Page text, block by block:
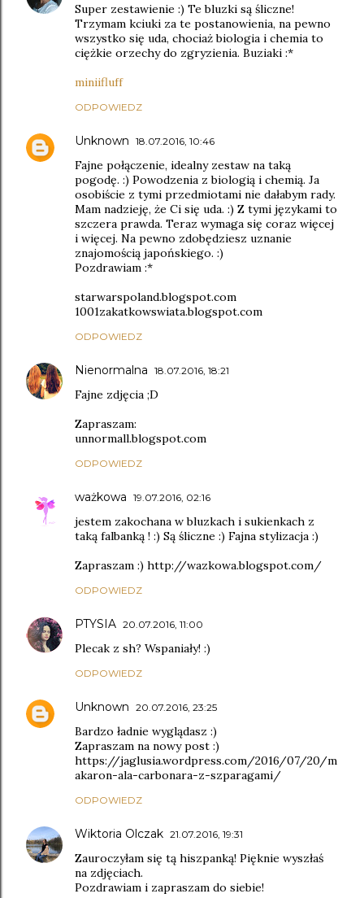
Super zestawienie :) Te bluzki są śliczne!
Trzymam kciuki za te postanowienia, na pewno
wszystko się uda, chociaż biologia i chemia to
ciężkie orzechy do zgryzienia. Buziaki :*
miniifluff
ODPOWIEDZ
Unknown 18.07.2016, 10:46
Fajne połączenie, idealny zestaw na taką
pogodę. :) Powodzenia z biologią i chemią. Ja
osobiście z tymi przedmiotami nie dałabym rady.
Mam nadzieję, że Ci się uda. :) Z tymi językami to
szczera prawda. Teraz wymaga się coraz więcej
i więcej. Na pewno zdobędziesz uznanie
znajomością japońskiego. :)
Pozdrawiam :*
starwarspoland.blogspot.com
1001zakatkowswiata.blogspot.com
ODPOWIEDZ
Nienormalna 18.07.2016, 18:21
Fajne zdjęcia ;D
Zapraszam:
unnormall.blogspot.com
ODPOWIEDZ
ważkowa 19.07.2016, 02:16
jestem zakochana w bluzkach i sukienkach z
taką falbanką ! :) Są śliczne :) Fajna stylizacja :)
Zapraszam :) http://wazkowa.blogspot.com/
ODPOWIEDZ
PTYSIA 20.07.2016, 11:00
Plecak z sh? Wspaniały! :)
ODPOWIEDZ
Unknown 20.07.2016, 23:25
Bardzo ładnie wyglądasz :)
Zapraszam na nowy post :)
https://jaglusia.wordpress.com/2016/07/20/m
akaron-ala-carbonara-z-szparagami/
ODPOWIEDZ
Wiktoria Olczak 21.07.2016, 19:31
Zauroczyłam się tą hiszpanką! Pięknie wyszłaś
na zdjęciach.
Pozdrawiam i zapraszam do siebie!